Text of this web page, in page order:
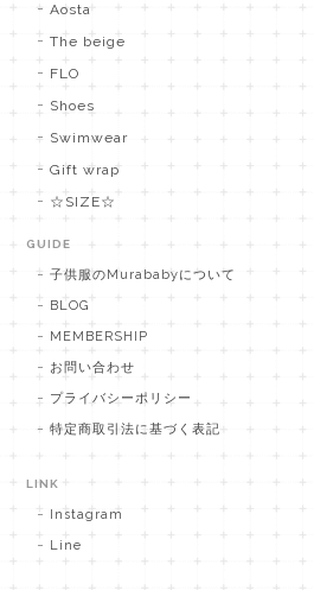
Aosta
The beige
FLO
Shoes
Swimwear
Gift wrap
☆SIZE☆
GUIDE
子供服のMurababyについて
BLOG
MEMBERSHIP
お問い合わせ
プライバシーポリシー
特定商取引法に基づく表記
LINK
Instagram
Line